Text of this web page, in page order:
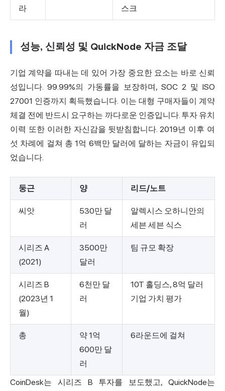
라
스크
성능, 신뢰성 및 QuickNode 자금 조달
기업 계약을 따내는 데 있어 가장 중요한 요소는 바로 신뢰
성입니다. 99.99%의 가동률을 보장하며, SOC 2 및 ISO
27001 인증까지 획득했습니다. 이는 대형 구매자들이 계약
체결 전에 반드시 요구하는 까다로운 인증입니다. 투자 유치
이력 또한 이러한 자신감을 뒷받침합니다. 2019년 이후 여
섯 차례에 걸쳐 총 1억 6백만 달러에 달하는 자금이 유입되
었습니다.
둥근 양 리드/노트
씨앗
530만 달
러
알렉시스 오하니안의
세븐 세븐 식스
시리즈 A
(2021)
3500만
달러
팀 규모 확장
시리즈 B
(2023년 1
월)
6천만 달
러
10T 홀딩스, 8억 달러
기업 가치 평가
총
약 1억
600만 달
러
6라운드에 걸쳐
CoinDesk는 시리즈 B 투자를 보도했고, QuickNode는